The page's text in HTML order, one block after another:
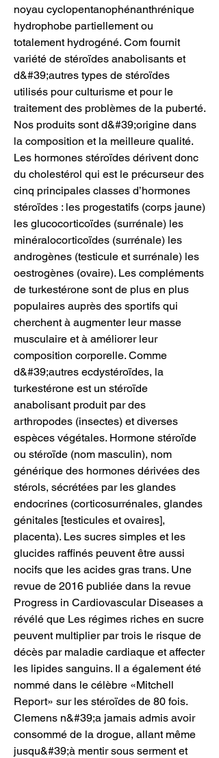
noyau cyclopentanophénanthrénique
hydrophobe partiellement ou
totalement hydrogéné. Com fournit
variété de stéroïdes anabolisants et
d&#39;autres types de stéroïdes
utilisés pour culturisme et pour le
traitement des problèmes de la puberté.
Nos produits sont d&#39;origine dans
la composition et la meilleure qualité.
Les hormones stéroïdes dérivent donc
du cholestérol qui est le précurseur des
cinq principales classes d’hormones
stéroïdes : les progestatifs (corps jaune)
les glucocorticoïdes (surrénale) les
minéralocorticoïdes (surrénale) les
androgènes (testicule et surrénale) les
oestrogènes (ovaire). Les compléments
de turkestérone sont de plus en plus
populaires auprès des sportifs qui
cherchent à augmenter leur masse
musculaire et à améliorer leur
composition corporelle. Comme
d&#39;autres ecdystéroïdes, la
turkestérone est un stéroïde
anabolisant produit par des
arthropodes (insectes) et diverses
espèces végétales. Hormone stéroïde
ou stéroïde (nom masculin), nom
générique des hormones dérivées des
stérols, sécrétées par les glandes
endocrines (corticosurrénales, glandes
génitales [testicules et ovaires],
placenta). Les sucres simples et les
glucides raffinés peuvent être aussi
nocifs que les acides gras trans. Une
revue de 2016 publiée dans la revue
Progress in Cardiovascular Diseases a
révélé que Les régimes riches en sucre
peuvent multiplier par trois le risque de
décès par maladie cardiaque et affecter
les lipides sanguins. Il a également été
nommé dans le célèbre «Mitchell
Report» sur les stéroïdes de 80 fois.
Clemens n&#39;a jamais admis avoir
consommé de la drogue, allant même
jusqu&#39;à mentir sous serment et